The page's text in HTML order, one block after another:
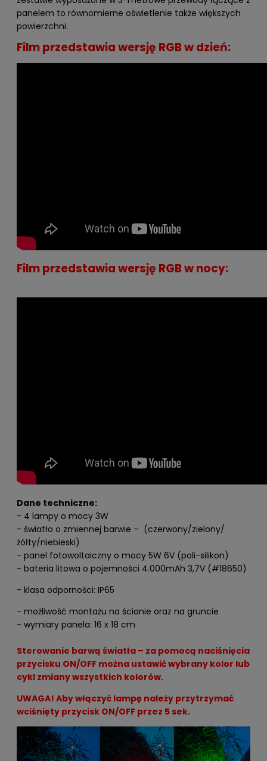
panelem to równomierne oświetlenie także większych
powierzchni.
Film przedstawia wersję RGB w dzień:
Film przedstawia wersję RGB w nocy:
Dane techniczne:
- 4 lampy o mocy 3W
- światło o zmiennej barwie – (czerwony/zielony/
żółty/niebieski)
- panel fotowoltaiczny o mocy 5W 6V (poli-silikon)
- bateria litowa o pojemności 4.000mAh 3,7V (#18650)
- klasa odporności: IP65
- możliwość montażu na ścianie oraz na gruncie
- wymiary panela: 16 x 18 cm
Sterowanie barwą światła – za pomocą naciśnięcia
przycisku ON/OFF można ustawić wybrany kolor lub
cykl zmiany wszystkich kolorów.
UWAGA! Aby włączyć lampę należy przytrzymać
wciśnięty przycisk ON/OFF przez 5 sek.